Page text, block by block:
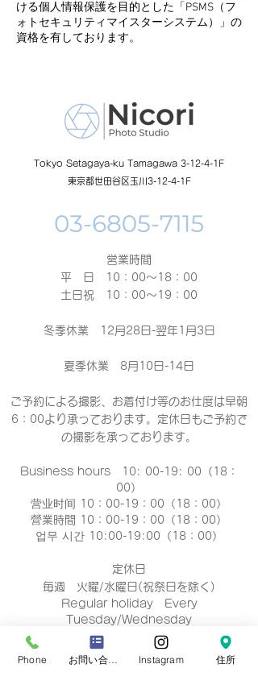
ける個人情報保護を目的とした「PSMS（フ
ォトセキュリティマイスターシステム）」の
資格を有しております。
Tokyo Setagaya-ku Tamagawa 3-12-4-1F
東京都世田谷区玉川3-12-4-1F
営業時間
平 日 10：00～18：00​
土日祝 10：00～19：00
冬季休業 12月28日-翌年1月3日
夏季休業 8月10日-14日
ご予約による撮影、お着付け等のお仕度は早朝
6：00より承っております。定休日もご予約で
の撮影を承っております。
Business hours 10: 00-19: 00（18：
00）
营业时间 10：00-19：00（18：00）
營業時間 10：00-19：00（18：00）
업무 시간 10:00-19:00（18：00）
定休日
毎週 火曜/水曜日(祝祭日を除く)
Regular holiday Every
Tuesday/Wednesday
定休日 每周二/周三
定休日 每週二/三
정기휴일 매주 화요일/수요일
Phone お問い合わせフォーム Instagram 住所